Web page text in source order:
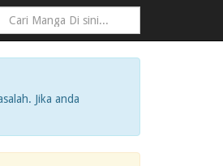
Jika anda